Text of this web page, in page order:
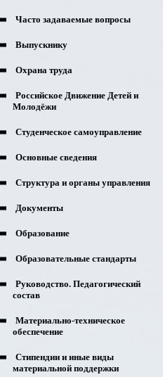
Часто задаваемые вопросы
Выпускнику
Охрана труда
Российское Движение Детей и
Молодёжи
Студенческое самоуправление
Основные сведения
Структура и органы управления
Документы
Образование
Образовательные стандарты
Руководство. Педагогический
состав
Материально-техническое
обеспечение
Стипендии и иные виды
материальной поддержки